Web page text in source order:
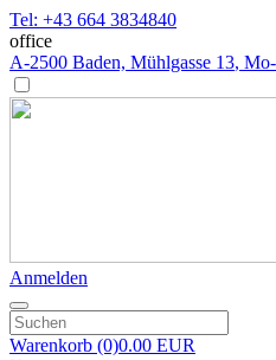
Tel: +43 664 3834840
office
A-2500 Baden, Mühlgasse 13,
Anmelden
Warenkorb (0)0.00 EUR